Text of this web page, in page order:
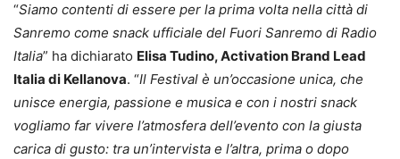
“Siamo contenti di essere per la prima volta nella città di
Sanremo come snack ufficiale del Fuori Sanremo di Radio
Italia” ha dichiarato Elisa Tudino, Activation Brand Lead
Italia di Kellanova. “Il Festival è un’occasione unica, che
unisce energia, passione e musica e con i nostri snack
vogliamo far vivere l’atmosfera dell’evento con la giusta
carica di gusto: tra un’intervista e l’altra, prima o dopo